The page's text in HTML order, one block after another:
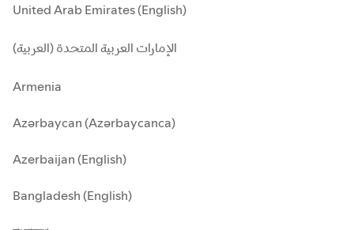
United Arab Emirates (English)
الإمارات العربية المتحدة (العربية)
Armenia
Azərbaycan (Azərbaycanca)
Azerbaijan (English)
Bangladesh (English)